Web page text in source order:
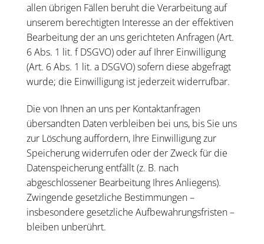
allen übrigen Fällen beruht die Verarbeitung auf
unserem berechtigten Interesse an der effektiven
Bearbeitung der an uns gerichteten Anfragen (Art.
6 Abs. 1 lit. f DSGVO) oder auf Ihrer Einwilligung
(Art. 6 Abs. 1 lit. a DSGVO) sofern diese abgefragt
wurde; die Einwilligung ist jederzeit widerrufbar.
Die von Ihnen an uns per Kontaktanfragen
übersandten Daten verbleiben bei uns, bis Sie uns
zur Löschung auffordern, Ihre Einwilligung zur
Speicherung widerrufen oder der Zweck für die
Datenspeicherung entfällt (z. B. nach
abgeschlossener Bearbeitung Ihres Anliegens).
Zwingende gesetzliche Bestimmungen –
insbesondere gesetzliche Aufbewahrungsfristen –
bleiben unberührt.